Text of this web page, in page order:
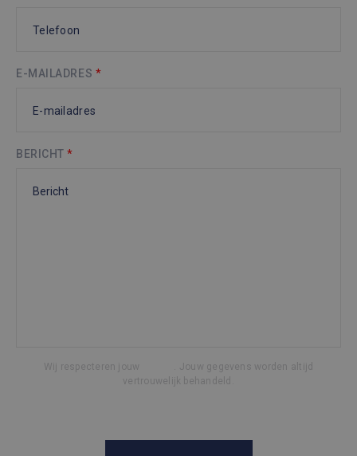
E-MAILADRES *
BERICHT*
Wij respecteren jouw
. Jouw gegevens worden altijd
vertrouwelijk behandeld.